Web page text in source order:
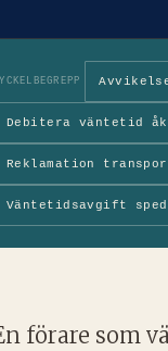
Debitera väntetid
Reklamation
Väntetidsavgift
förare som